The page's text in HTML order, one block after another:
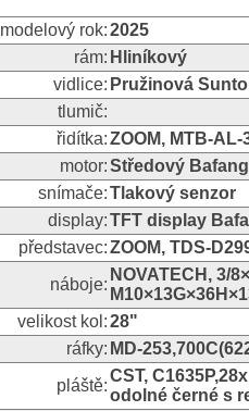
modelový rok:2025
rám: Hliníkový
vidlice: Pružinová
tlumič:
řidítka:ZOOM, MTB-
motor:Středový
snímače:Tlakový senzor
display:TFT display
představec:ZOOM, TDS-
náboje:
NOVATECH, 3/
velikost kol:28"
ráfky: MD-
pláště:
CST,
odolné černé s